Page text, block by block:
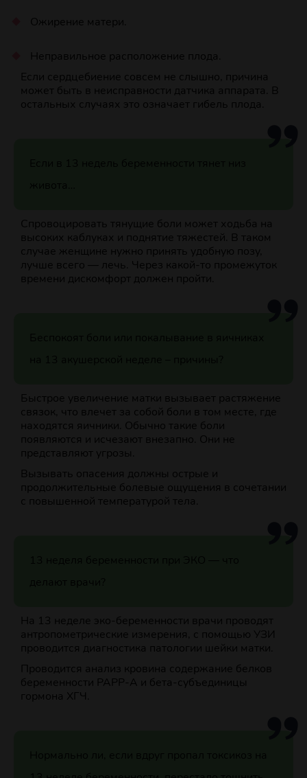
Ожирение матери.
Неправильное расположение плода.
Если сердцебиение совсем не слышно, причина
может быть в неисправности датчика аппарата. В
остальных случаях это означает гибель плода.
Спровоцировать тянущие боли может ходьба на
высоких каблуках и поднятие тяжестей. В таком
случае женщине нужно принять удобную позу,
лучше всего — лечь. Через какой-то промежуток
времени дискомфорт должен пройти.
Быстрое увеличение матки вызывает растяжение
связок, что влечет за собой боли в том месте, где
находятся яичники. Обычно такие боли
появляются и исчезают внезапно. Они не
представляют угрозы.
Вызывать опасения должны острые и
продолжительные болевые ощущения в сочетании
с повышенной температурой тела.
На 13 неделе эко-беременности врачи проводят
антропометрические измерения, с помощью УЗИ
проводится диагностика патологии шейки матки.
Проводится анализ кровина содержание белков
беременности РАРР-А и бета-субъединицы
гормона ХГЧ.